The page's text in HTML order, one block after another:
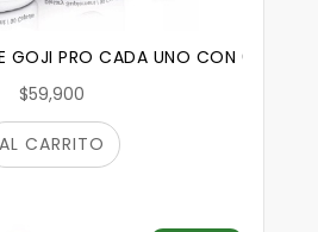
GOJI PRO CADA UNO CON 60
$59,900
AL CARRITO